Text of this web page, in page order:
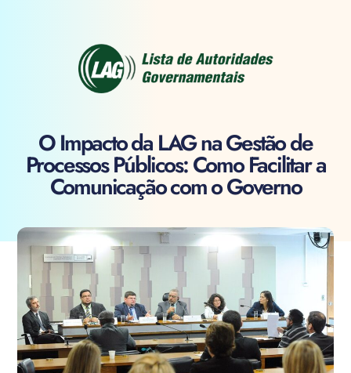
O Impacto da LAG na Gestão de
Processos Públicos: Como Facilitar a
Comunicação com o Governo